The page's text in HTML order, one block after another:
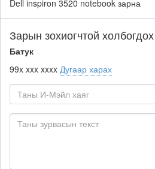
Dell inspiron 3520 notebook зарна
Зарын зохиогчтой холбогдох
Батук
99x xxx xxxx Дугаар харах